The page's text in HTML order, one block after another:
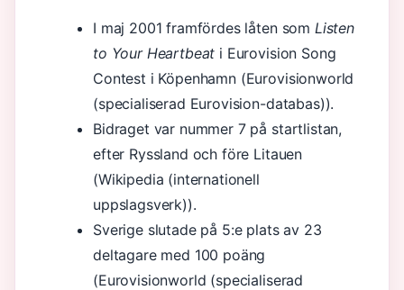
I maj 2001 framfördes låten som Listen
to Your Heartbeat i Eurovision Song
Contest i Köpenhamn (Eurovisionworld
(specialiserad Eurovision-databas)).
Bidraget var nummer 7 på startlistan,
efter Ryssland och före Litauen
(Wikipedia (internationell
uppslagsverk)).
Sverige slutade på 5:e plats av 23
deltagare med 100 poäng
(Eurovisionworld (specialiserad